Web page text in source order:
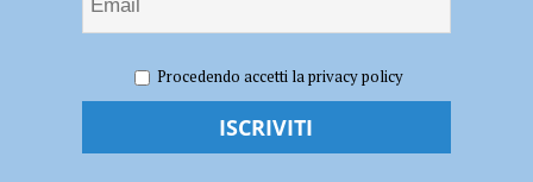
Dallavalle, campione Italiano: “Un successo inaspettato ma bellissimo.
Sogno Tokyo” – AUDIO
Andrea Dallavalle, campione Italiano: “Un
Procedendo accetti la privacy policy